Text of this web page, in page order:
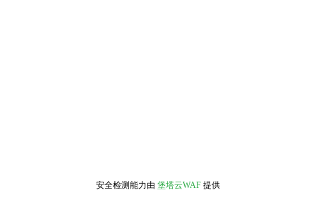
安全检测能力由 堡塔云WAF 提供